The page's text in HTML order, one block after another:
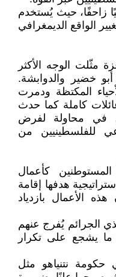
زاحفًا، حيث يُستخدم
الواقع الديمغرافي
مثّلت الوجه الأكثر
خضير والدوابشة.
المكتظة ودمرت
كاملة كما حدث
في محاولة لفرض
للفلسطينيين من
كأعمال
هدفها إقامة
الأعمال بازدياد
الجرائم يُفرج عنهم
يشجع على تكرار
نتنياهو مثل